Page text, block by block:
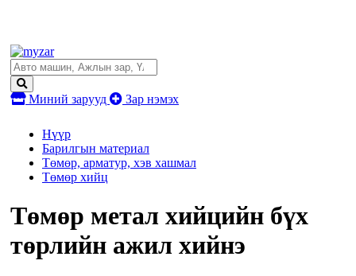
Миний зарууд Зар нэмэх
Нүүр
Барилгын материал
Төмөр, арматур, хэв хашмал
Төмөр хийц
Төмөр метал хийцийн бүх
төрлийн ажил хийнэ